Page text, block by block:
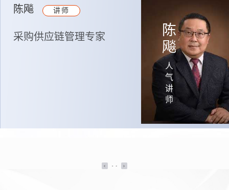
陈飚 讲师
采购供应链管理专家
陈
飚
人
气
讲
师